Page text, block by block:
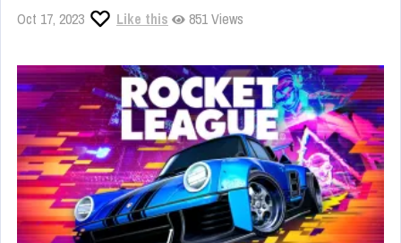
Oct 17, 2023 Like this 851 Views